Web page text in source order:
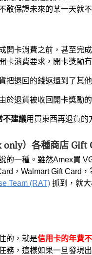
敢保證未來的某一天就
開卡消費之前，甚至完
卡消費要求，開卡獎勵
把退回的錢返還到了其
於退貨被收回開卡獎勵
不建議用買東西再退貨的
only）各種商店 Gift
的一種。雖然Amex買
，Walmart Gift Card
Team (RAT) 抓到，就
的，就是信用卡的年費
務，這樣如果一旦發現